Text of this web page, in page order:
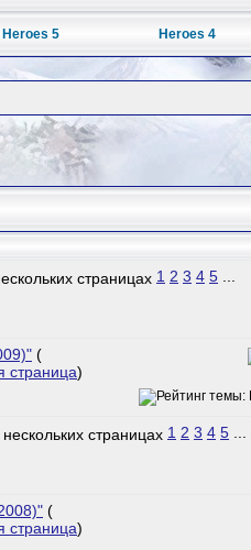
Heroes 5 Heroes 4
1 2 3 4 5 ...
(
страница)
1 2 3 4 5 ...
(
страница)